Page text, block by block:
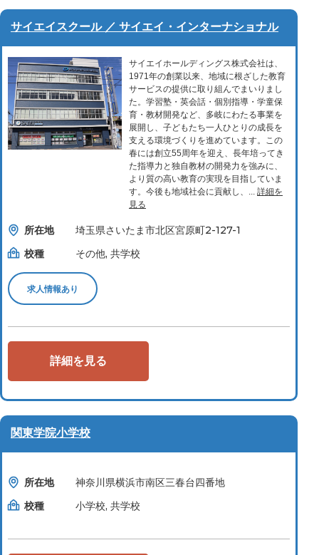
サイエイスクール ／ サイエイ・インターナショナル
サイエイホールディングス株式会社は、
1971年の創業以来、地域に根ざした教育
サービスの提供に取り組んでまいりまし
た。学習塾・英会話・個別指導・学童保
育・教材開発など、多岐にわたる事業を
展開し、子どもたち一人ひとりの成長を
支える環境づくりを進めています。この
春には創立55周年を迎え、長年培ってき
た指導力と独自教材の開発力を強みに、
より質の高い教育の実現を目指していま
す。今後も地域社会に貢献し、... 詳細を
見る
所在地
埼玉県さいたま市北区宮原町2-127-1
校種
その他, 共学校
求人情報あり
詳細を見る
関東学院小学校
所在地
神奈川県横浜市南区三春台四番地
校種
小学校, 共学校